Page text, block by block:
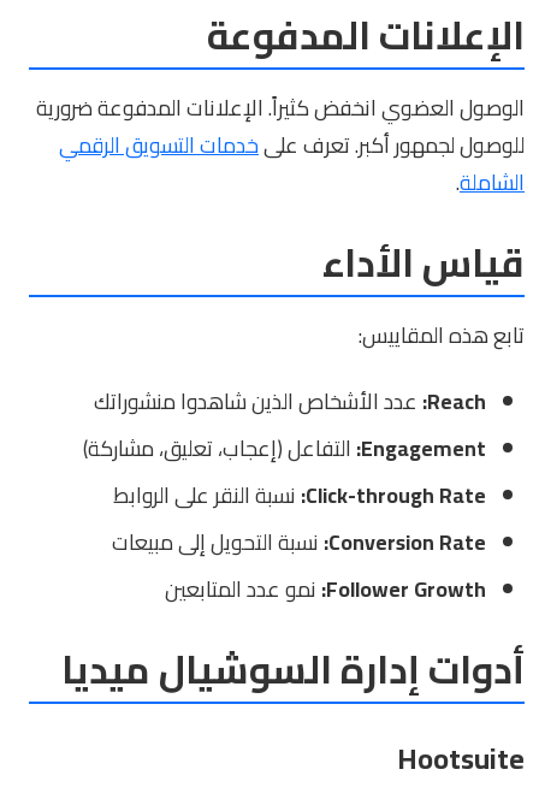
الإعلانات المدفوعة
الوصول العضوي انخفض كثيراً. الإعلانات المدفوعة ضرورية
للوصول لجمهور أكبر. تعرف علىخدمات التسويق الرقمي
الشاملة.
قياس الأداء
تابع هذه المقاييس:
Reach: عدد الأشخاص الذين شاهدوا منشوراتك
Engagement: التفاعل (إعجاب، تعليق، مشاركة)
Click-through Rate: نسبة النقر على الروابط
Conversion Rate: نسبة التحويل إلى مبيعات
Follower Growth: نمو عدد المتابعين
أدوات إدارة السوشيال ميديا
Hootsuite